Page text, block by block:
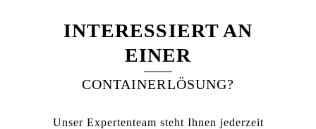
INTERESSIERT AN
EINER
CONTAINERLÖSUNG?
Unser Expertenteam steht Ihnen jederzeit